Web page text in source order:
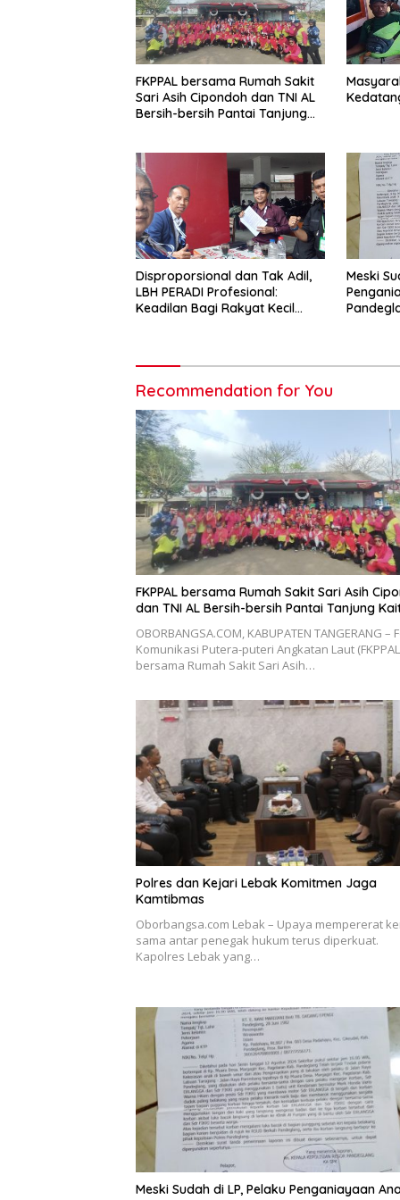
FKPPAL bersama Rumah Sakit
Sari Asih Cipondoh dan TNI AL
Bersih-bersih Pantai Tanjung
Disproporsional dan Tak Adil,
LBH PERADI Profesional:
Keadilan Bagi Rakyat Kecil
Meski
Recommendation for You
FKPPAL bersama Rumah Sakit Sari Asih
dan TNI AL Bersih-bersih Pantai Tanjung
OBORBANGSA.COM, KABUPATEN TANGERANG –
Komunikasi Putera-puteri Angkatan Laut
bersama Rumah Sakit Sari Asih…
Polres dan Kejari Lebak Komitmen Jaga
Kamtibmas
Oborbangsa.com Lebak – Upaya mempererat
sama antar penegak hukum terus diperkuat.
Kapolres Lebak yang…
Meski Sudah di LP, Pelaku Penganiayaan